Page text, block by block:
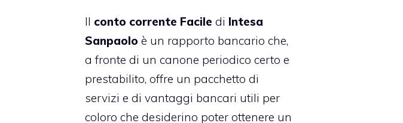
Il conto corrente Facile di Intesa
Sanpaolo è un rapporto bancario che,
a fronte di un canone periodico certo e
prestabilito, offre un pacchetto di
servizi e di vantaggi bancari utili per
coloro che desiderino poter ottenere un